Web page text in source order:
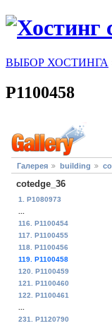
ВЫБОР ХОСТИНГА
P1100458
Галерея building
cotedge_36
1. P1080973
...
116. P1100454
117. P1100455
118. P1100456
119. P1100458
120. P1100459
121. P1100460
122. P1100461
...
231. P1120790